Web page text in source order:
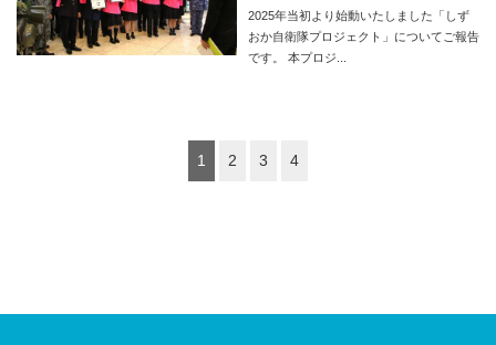
2025年当初より始動いたしました「しず
おか自衛隊プロジェクト」についてご報告
です。 本プロジ...
1 2 3 4